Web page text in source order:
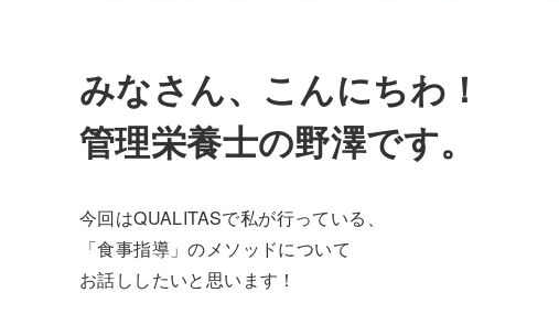
みなさん、こんにちわ！
管理栄養士の野澤です。
今回はQUALITASで私が行っている、
「食事指導」のメソッドについて
お話ししたいと思います！